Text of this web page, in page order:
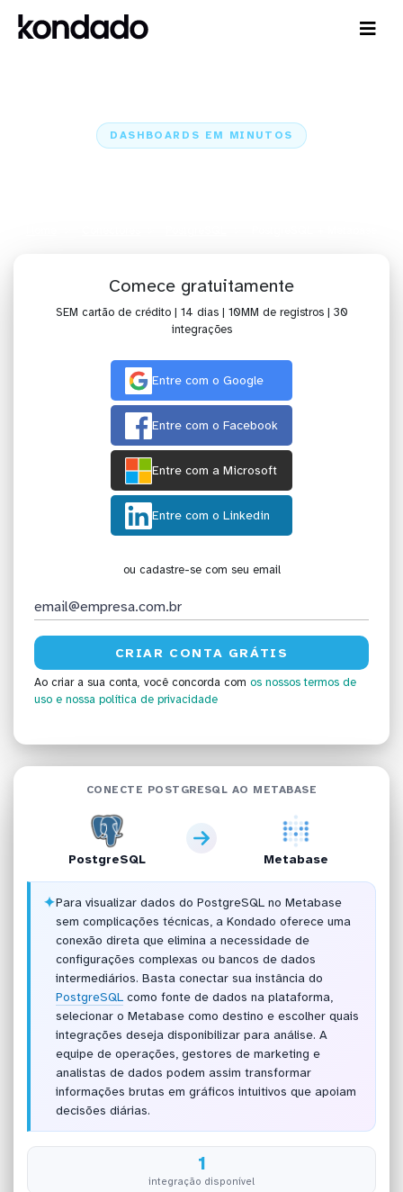
DASHBOARDS EM MINUTOS
Comece gratuitamente
SEM cartão de crédito | 14 dias | 10MM de registros | 30
integrações
Entre com o Google
Entre com o Facebook
Entre com a Microsoft
Entre com o Linkedin
ou cadastre-se com seu email
Ao criar a sua conta, você concorda com os nossos termos de
uso e nossa política de privacidade
CONECTE POSTGRESQL AO METABASE
PostgreSQL Metabase
✦Para visualizar dados do PostgreSQL no Metabase
sem complicações técnicas, a Kondado oferece uma
conexão direta que elimina a necessidade de
configurações complexas ou bancos de dados
intermediários. Basta conectar sua instância do
PostgreSQLcomo fonte de dados na plataforma,
selecionar o Metabase como destino e escolher quais
integrações deseja disponibilizar para análise. A
equipe de operações, gestores de marketing e
analistas de dados podem assim transformar
informações brutas em gráficos intuitivos que apoiam
decisões diárias.
1
integração disponível